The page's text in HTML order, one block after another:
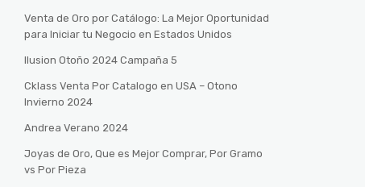
Venta de Oro por Catálogo: La Mejor Oportunidad
para Iniciar tu Negocio en Estados Unidos
Ilusion Otoño 2024 Campaña 5
Cklass Venta Por Catalogo en USA – Otono
Invierno 2024
Andrea Verano 2024
Joyas de Oro, Que es Mejor Comprar, Por Gramo
vs Por Pieza